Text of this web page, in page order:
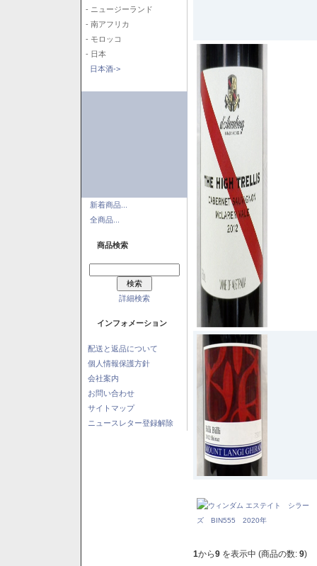
- ニュージーランド
- 南アフリカ
- モロッコ
- 日本
日本酒->
新着商品...
全商品...
商品検索
詳細検索
インフォメーション
配送と返品について
個人情報保護方針
会社案内
お問い合わせ
サイトマップ
ニュースレター登録解除
1から9 を表示中 (商品の数: 9)